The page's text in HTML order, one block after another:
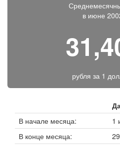
в июне
рубля за 1
В начале месяца:
1
В конце месяца: